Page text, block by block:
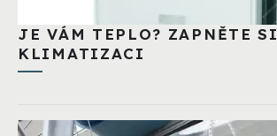
JE VÁM TEPLO? ZAPNĚTE SI
KLIMATIZACI